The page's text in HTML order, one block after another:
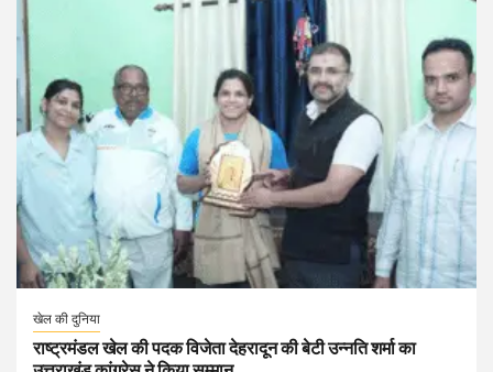
खेल की दुनिया
राष्ट्रमंडल खेल की पदक विजेता देहरादून की बेटी उन्नति शर्मा का